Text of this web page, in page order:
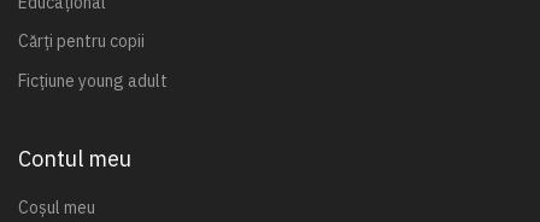
Cărți pentru copii
Ficțiune young adult
Contul meu
Coșul meu